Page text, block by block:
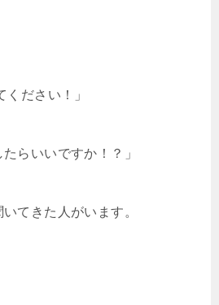
ください！」
らいいですか！？」
てきた人がいます。